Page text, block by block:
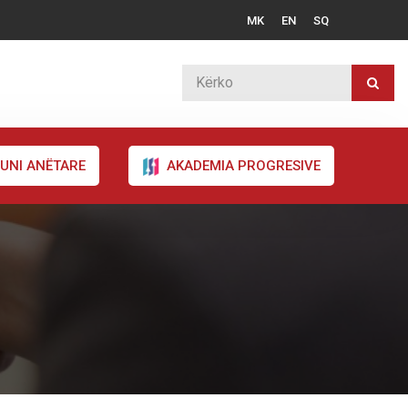
MK EN SQ
ANËTARE AKADEMIA PROGRESIVE